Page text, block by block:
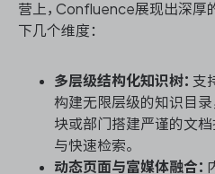
营上，Confluence展现出深厚
下几个维度：
多层级结构化知识树： 支
构建无限层级的知识目录
块或部门搭建严谨的文
与快速检索。
动态页面与富媒体融合：